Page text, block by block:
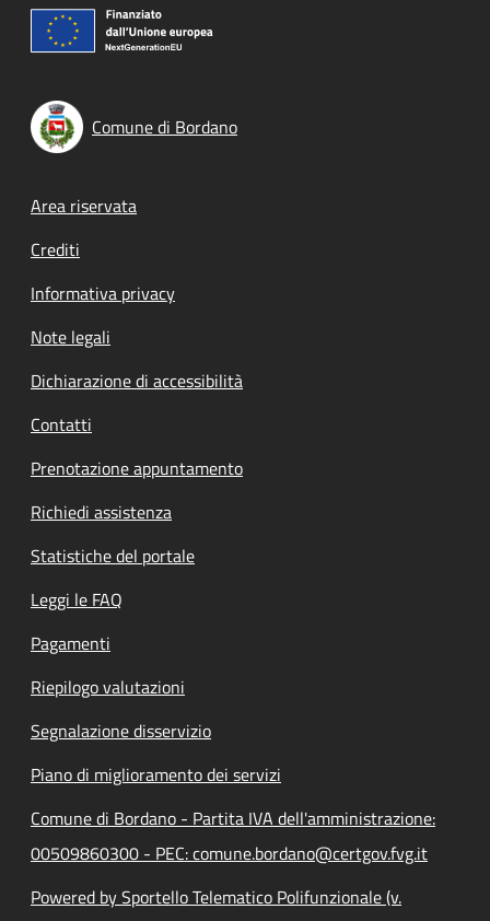
Comune di Bordano
Footer menu
Area riservata
Crediti
Informativa privacy
Note legali
Dichiarazione di accessibilità
Contatti
Prenotazione appuntamento
Richiedi assistenza
Statistiche del portale
Leggi le FAQ
Pagamenti
Riepilogo valutazioni
Segnalazione disservizio
Piano di miglioramento dei servizi
Comune di Bordano - Partita IVA dell'amministrazione:
00509860300 - PEC: comune.bordano@certgov.fvg.it
Powered by Sportello Telematico Polifunzionale (v.